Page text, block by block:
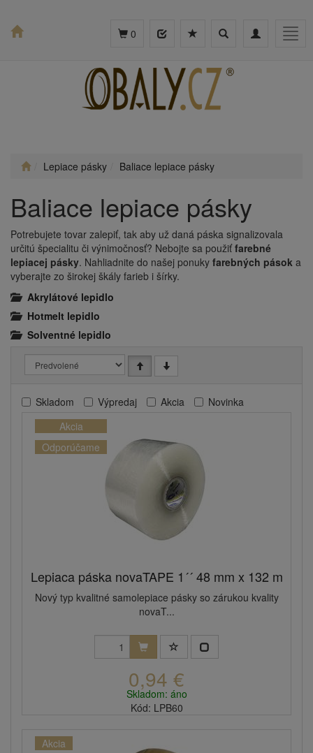
Toggle
Toggle
0
Lepiace pásky Baliace lepiace pásky
Baliace lepiace pásky
Potrebujete tovar zalepiť, tak aby už daná páska signalizovala
určitú špecialitu či výnimočnosť? Nebojte sa použiť farebné
lepiacej pásky. Nahliadnite do našej ponuky farebných pások a
vyberajte zo širokej škály farieb i šírky.
Akrylátové lepidlo
Hotmelt lepidlo
Solventné lepidlo
Skladom Výpredaj Akcia
Novinka
Akcia
Odporúčame
Lepiaca páska novaTAPE 1´´ 48 mm x 132 m
Nový typ kvalitné samolepiace pásky so zárukou kvality
novaT...
0,94 €
Skladom: áno
Kód: LPB60
Akcia